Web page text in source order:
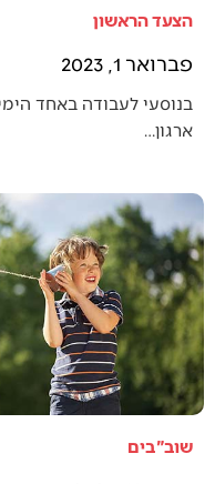
הצעד הראשון
פברואר 1, 2023
בנוסעי לעבודה באחד
ארגון…
שוב"בים